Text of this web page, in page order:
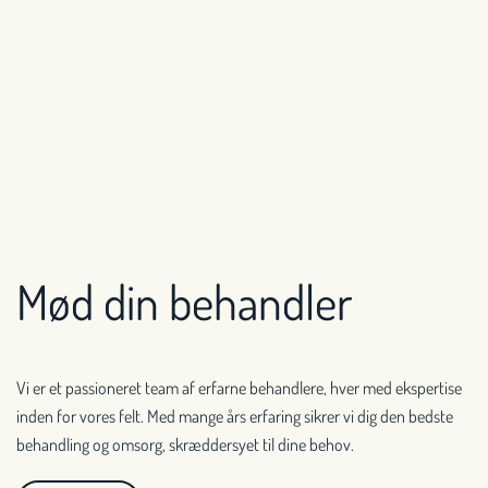
Mød din behandler
Vi er et passioneret team af erfarne behandlere, hver med ekspertise
inden for vores felt. Med mange års erfaring sikrer vi dig den bedste
behandling og omsorg, skræddersyet til dine behov.